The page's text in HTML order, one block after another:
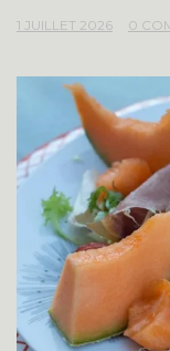
1 JUILLET 2026 0